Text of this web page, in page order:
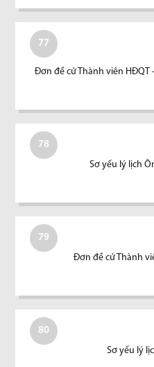
77
Đơn đề cử Thành viên HĐQT
78
Sơ yếu lý lịch
79
Đơn đề cử Thành
80
Sơ yếu lý